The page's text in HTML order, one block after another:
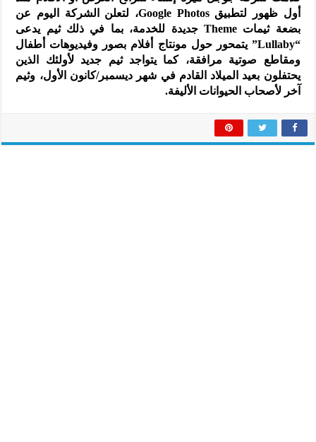
أول ظهور لتطبيق Google Photos، لتعلن الشركة اليوم عن
بضعة ثيمات Theme جديدة للخدمة، بما في ذلك ثيم يدعى
“Lullaby” يتمحور حول مونتاج أفلام بصور وفيديوهات أطفال
ومقاطع صوتية مرافقة، كما يتواجد ثيم جديد لأولئك الذين
يحتفلون بعيد الميلاد القادم في شهر ديسمبر/كانون الأول، وثيم
آخر لأصحاب الحيوانات الأليفة.